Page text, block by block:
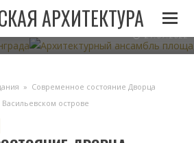
АРХИТЕКТУРА
АРХИТЕКТУРНЫЙ АНСАМБЛЬ
В МИНСКЕ
21.07.2022
» Современное состояние Дворца
острове